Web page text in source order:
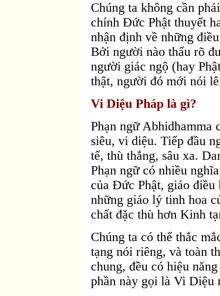
Chúng ta không cần
chính Ðức Phật thuyết
nhận định về những
Bởi người nào thấu rõ
người giác ngộ (hay
thật, người đó mới nói
Vi Diệu Pháp là gì?
Phạn ngữ Abhidhamma
siêu, vi diệu. Tiếp đầu
tế, thù thắng, sâu xa.
Phạn ngữ có nhiều
của Ðức Phật, giáo
những giáo lý tinh hoa
chất đặc thù hơn Kinh
Chúng ta có thể thắc
tạng nói riêng, và toàn
chung, đều có hiệu
phần này gọi là Vi Diệu